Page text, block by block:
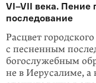
VI–VII века. Пение
последование
Расцвет
с песненным
богослужебным
не в Иерусалиме, а